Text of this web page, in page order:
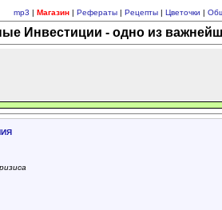
mp3 | Магазин| Рефераты| Рецепты| Цветочки |
Инвестиции - одно из